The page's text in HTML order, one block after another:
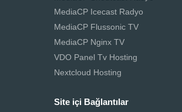
MediaCP Icecast Radyo
MediaCP Flussonic TV
MediaCP Nginx TV
VDO Panel Tv Hosting
Nextcloud Hosting
Site içi Bağlantılar